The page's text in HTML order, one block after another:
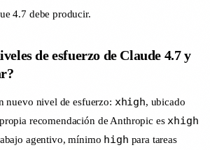
4.7 debe producir.
de esfuerzo de Claude 4.7 y
nuevo nivel de esfuerzo: xhigh, ubicado
recomendación de Anthropic es xhigh
agentivo, mínimo high para tareas